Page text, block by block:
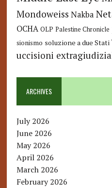
Mondoweiss Nakba
OCHA OLP Palestine Chronicle
sionismo soluzione a due Stati
uccisioni
ARCHIVES
July 2026
June 2026
May 2026
April 2026
March 2026
February 2026